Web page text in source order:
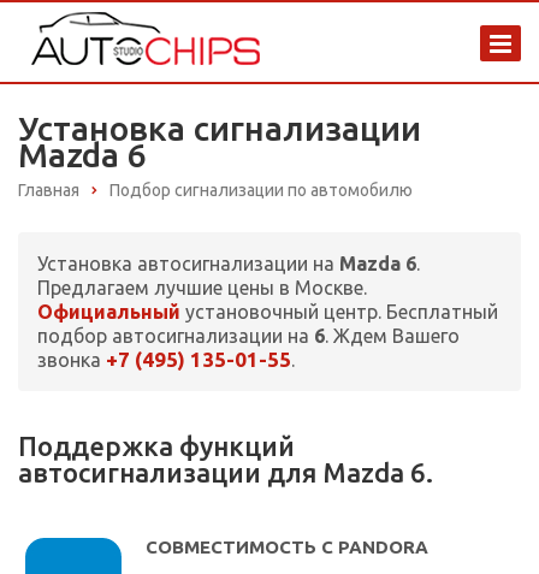
Установка сигнализации
Mazda 6
Главная Подбор сигнализации по автомобилю
Установка автосигнализации на Mazda 6.
Предлагаем лучшие цены в Москве.
Официальный установочный центр. Бесплатный
подбор автосигнализации на 6. Ждем Вашего
звонка +7 (495) 135-01-55.
Поддержка функций
автосигнализации для Mazda 6.
СОВМЕСТИМОСТЬ С PANDORA